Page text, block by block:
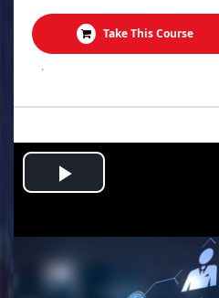
Take This Course
.
Play
Video